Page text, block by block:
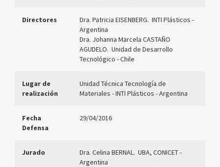
Directores
Dra. Patricia EISENBERG. INTI Plásticos -
Argentina
Dra. Johanna Marcela CASTAÑO
AGUDELO. Unidad de Desarrollo
Tecnológico - Chile
Lugar de
realización
Unidad Técnica Tecnología de
Materiales - INTI Plásticos - Argentina
Fecha
Defensa
29/04/2016
Jurado
Dra. Celina BERNAL. UBA, CONICET -
Argentina